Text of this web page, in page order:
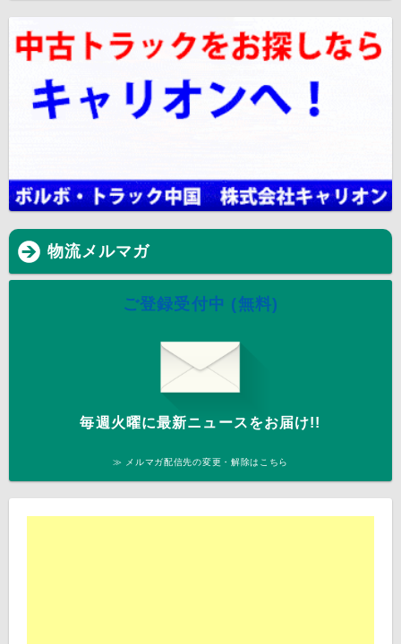
物流メルマガ
ご登録受付中 (無料)
毎週火曜に最新ニュースをお届け!!
≫ メルマガ配信先の変更・解除はこちら